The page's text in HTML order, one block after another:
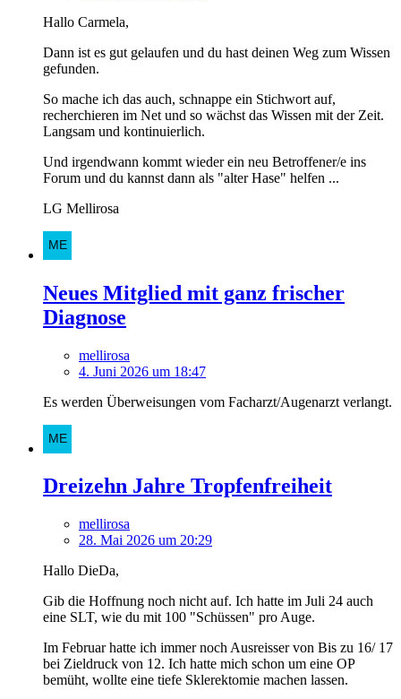
Hallo Carmela,
Dann ist es gut gelaufen und du hast deinen Weg zum Wissen
gefunden.
So mache ich das auch, schnappe ein Stichwort auf,
recherchieren im Net und so wächst das Wissen mit der Zeit.
Langsam und kontinuierlich.
Und irgendwann kommt wieder ein neu Betroffener/e ins
Forum und du kannst dann als "alter Hase" helfen ...
LG Mellirosa
Neues Mitglied mit ganz frischer
Diagnose
mellirosa
4. Juni 2026 um 18:47
Es werden Überweisungen vom Facharzt/Augenarzt verlangt.
Dreizehn Jahre Tropfenfreiheit
mellirosa
28. Mai 2026 um 20:29
Hallo DieDa,
Gib die Hoffnung noch nicht auf. Ich hatte im Juli 24 auch
eine SLT, wie du mit 100 "Schüssen" pro Auge.
Im Februar hatte ich immer noch Ausreisser von Bis zu 16/ 17
bei Zieldruck von 12. Ich hatte mich schon um eine OP
bemüht, wollte eine tiefe Sklerektomie machen lassen.